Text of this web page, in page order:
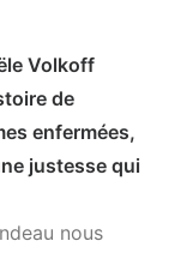
Volkoff
de
enfermées,
justesse qui
nous